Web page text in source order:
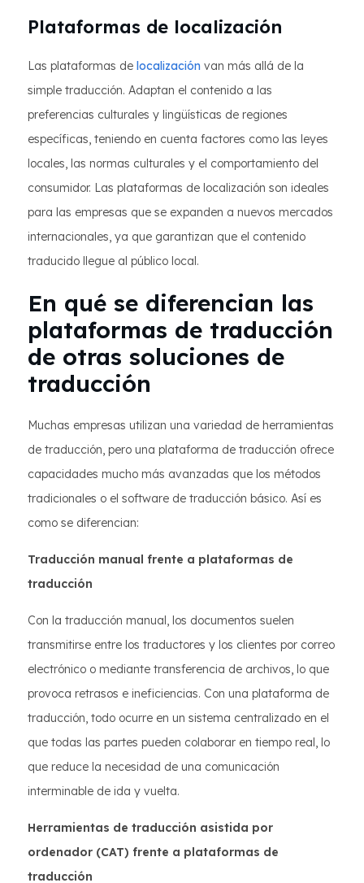
Plataformas de localización
Las plataformas de localización van más allá de la
simple traducción. Adaptan el contenido a las
preferencias culturales y lingüísticas de regiones
específicas, teniendo en cuenta factores como las leyes
locales, las normas culturales y el comportamiento del
consumidor. Las plataformas de localización son ideales
para las empresas que se expanden a nuevos mercados
internacionales, ya que garantizan que el contenido
traducido llegue al público local.
En qué se diferencian las
plataformas de traducción
de otras soluciones de
traducción
Muchas empresas utilizan una variedad de herramientas
de traducción, pero una plataforma de traducción ofrece
capacidades mucho más avanzadas que los métodos
tradicionales o el software de traducción básico. Así es
como se diferencian:
Traducción manual frente a plataformas de
traducción
Con la traducción manual, los documentos suelen
transmitirse entre los traductores y los clientes por correo
electrónico o mediante transferencia de archivos, lo que
provoca retrasos e ineficiencias. Con una plataforma de
traducción, todo ocurre en un sistema centralizado en el
que todas las partes pueden colaborar en tiempo real, lo
que reduce la necesidad de una comunicación
interminable de ida y vuelta.
Herramientas de traducción asistida por
ordenador (CAT) frente a plataformas de
traducción